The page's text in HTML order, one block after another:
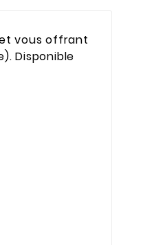
vous offrant
Disponible